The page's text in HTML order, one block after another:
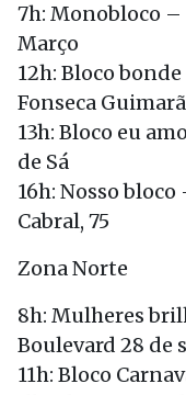
7h: Monobloco
Março
12h: Bloco
Fonseca
13h: Bloco eu
de Sá
16h: Nosso
Cabral, 75
Zona Norte
8h: Mulheres
Boulevard 28 de
11h: Bloco